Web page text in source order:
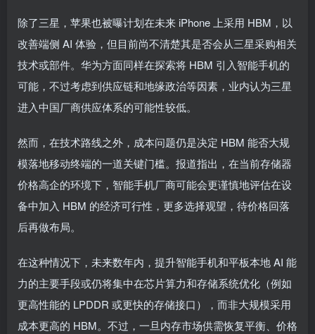
除了三星，苹果也被曝计划在未来 iPhone 上采用 HBM，以
改善端侧 AI 体验，但目前尚不清楚其是否会从三星采购相关
技术或部件。华为方面同样在探索将 HBM 引入智能手机的
可能，不过考虑到供应链和地缘政治等因素，业内认为三星
进入中国厂商供应体系的可能性较低。
然而，在技术路线之外，成本问题仍是决定 HBM 能否大规
模落地移动终端的一道关键门槛。报道指出，在当前存储器
价格高企的环境下，智能手机厂商可能会更谨慎地评估在设
备中加入 HBM 的经济可行性，更多选择观望，待价格回落
后再做布局。
在这种情况下，未来数年内，提升智能手机和平板本地 AI 能
力的主要手段或仍将集中在芯片算力和存储系统优化（例如
更高性能的 LPDDR 或更快的存储接口），而非大规模采用
成本更高的 HBM。不过，一旦内存市场供需恢复平衡、价格